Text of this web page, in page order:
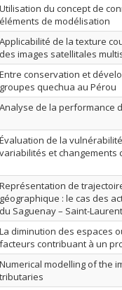
Utilisation du concept de
éléments de modélisation
Applicabilité de la texture
des images satellitales
Entre conservation et
groupes quechua au Pérou
Analyse de la performance
Évaluation de la
variabilités et changements
Représentation de
géographique : le cas des
du Saguenay – Saint-Laurent
La diminution des espaces
facteurs contribuant à un
Numerical modelling of the
tributaries